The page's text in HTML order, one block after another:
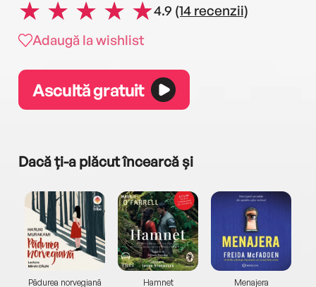
4.9 (14 recenzii)
Adaugă la wishlist
Ascultă gratuit
Dacă ți-a plăcut încearcă și
Pădurea norvegiană Hamnet Menajera